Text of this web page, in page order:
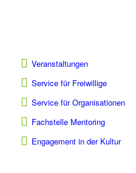
Veranstaltungen
Service für Freiwillige
Service für Organisationen
Fachstelle Mentoring
Engagement in der Kultur